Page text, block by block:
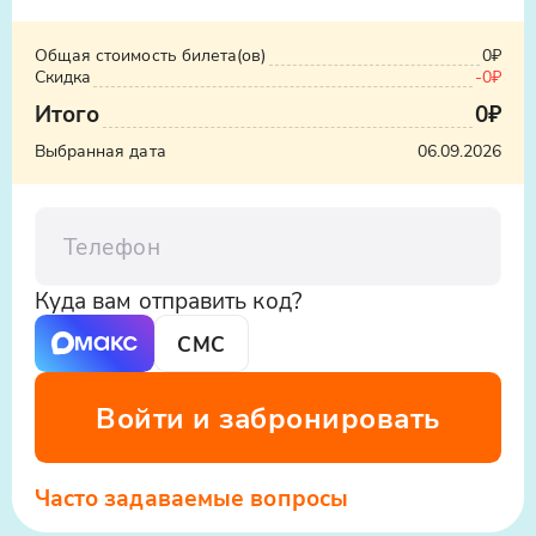
Узнать стоимость такси
ООО «Яндекс.Такси», ИНН: 7704340310,
erid:5jtCeReNx12oajvEYHEZWY9
Общая стоимость билета(ов)
0₽
Скидка
-0₽
Итого 0₽
Выбранная дата 06.09.2026
Куда вам отправить код?
СМС
Войти и забронировать
Часто задаваемые вопросы